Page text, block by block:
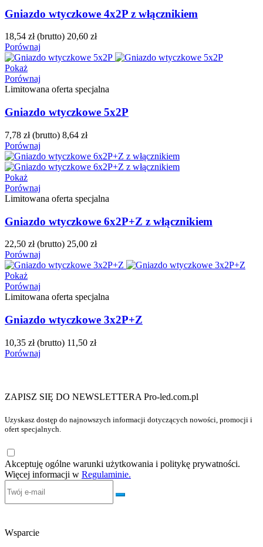
Gniazdo wtyczkowe 4x2P z włącznikiem
18,54 zł (brutto) 20,60 zł
Porównaj
Pokaż
Porównaj
Limitowana oferta specjalna
Gniazdo wtyczkowe 5x2P
7,78 zł (brutto) 8,64 zł
Porównaj
Pokaż
Porównaj
Limitowana oferta specjalna
Gniazdo wtyczkowe 6x2P+Z z włącznikiem
22,50 zł (brutto) 25,00 zł
Porównaj
Pokaż
Porównaj
Limitowana oferta specjalna
Gniazdo wtyczkowe 3x2P+Z
10,35 zł (brutto) 11,50 zł
Porównaj
ZAPISZ SIĘ DO NEWSLETTERA Pro-led.com.pl
Uzyskasz dostęp do najnowszych informacji dotyczących nowości, promocji i
ofert specjalnych.
Akceptuję ogólne warunki użytkowania i politykę prywatności.
Więcej informacji w Regulaminie.
Wsparcie